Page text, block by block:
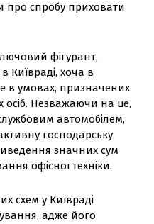
про спробу приховати
фігурант,
Київраді, хоча в
в умовах, призначених
осіб. Незважаючи на це,
автомобілем,
господарську
значних сум
офісної техніки.
схем у Київраді
адже його